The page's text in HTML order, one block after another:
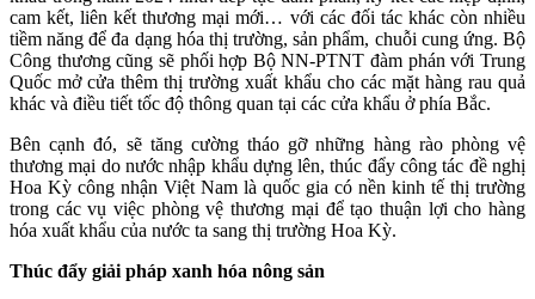
cam kết, liên kết thương mại mới… với các đối tác khác còn nhiều
tiềm năng để đa dạng hóa thị trường, sản phẩm, chuỗi cung ứng. Bộ
Công thương cũng sẽ phối hợp Bộ NN-PTNT đàm phán với Trung
Quốc mở cửa thêm thị trường xuất khẩu cho các mặt hàng rau quả
khác và điều tiết tốc độ thông quan tại các cửa khẩu ở phía Bắc.
Bên cạnh đó, sẽ tăng cường tháo gỡ những hàng rào phòng vệ
thương mại do nước nhập khẩu dựng lên, thúc đẩy công tác đề nghị
Hoa Kỳ công nhận Việt Nam là quốc gia có nền kinh tế thị trường
trong các vụ việc phòng vệ thương mại để tạo thuận lợi cho hàng
hóa xuất khẩu của nước ta sang thị trường Hoa Kỳ.
Thúc đẩy giải pháp xanh hóa nông sản